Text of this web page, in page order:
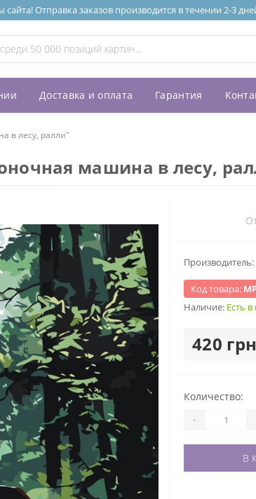
Отправка заказов производится в течении 2-3
Доставка и оплата Гарантия
в лесу, ралли"
машина в лесу,
Производитель:
Код товара:
Наличие: Есть
420
Количество:
-
В